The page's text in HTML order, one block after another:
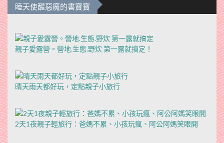
睡天使醒惡魔的書寶寶
親子愛露營。營地.生態.野炊 第一露就搞定！
晴天雨天都好玩，定點親子小旅行
2天1夜親子輕旅行：爸媽不累、小孩玩瘋、阿公阿媽笑眼開